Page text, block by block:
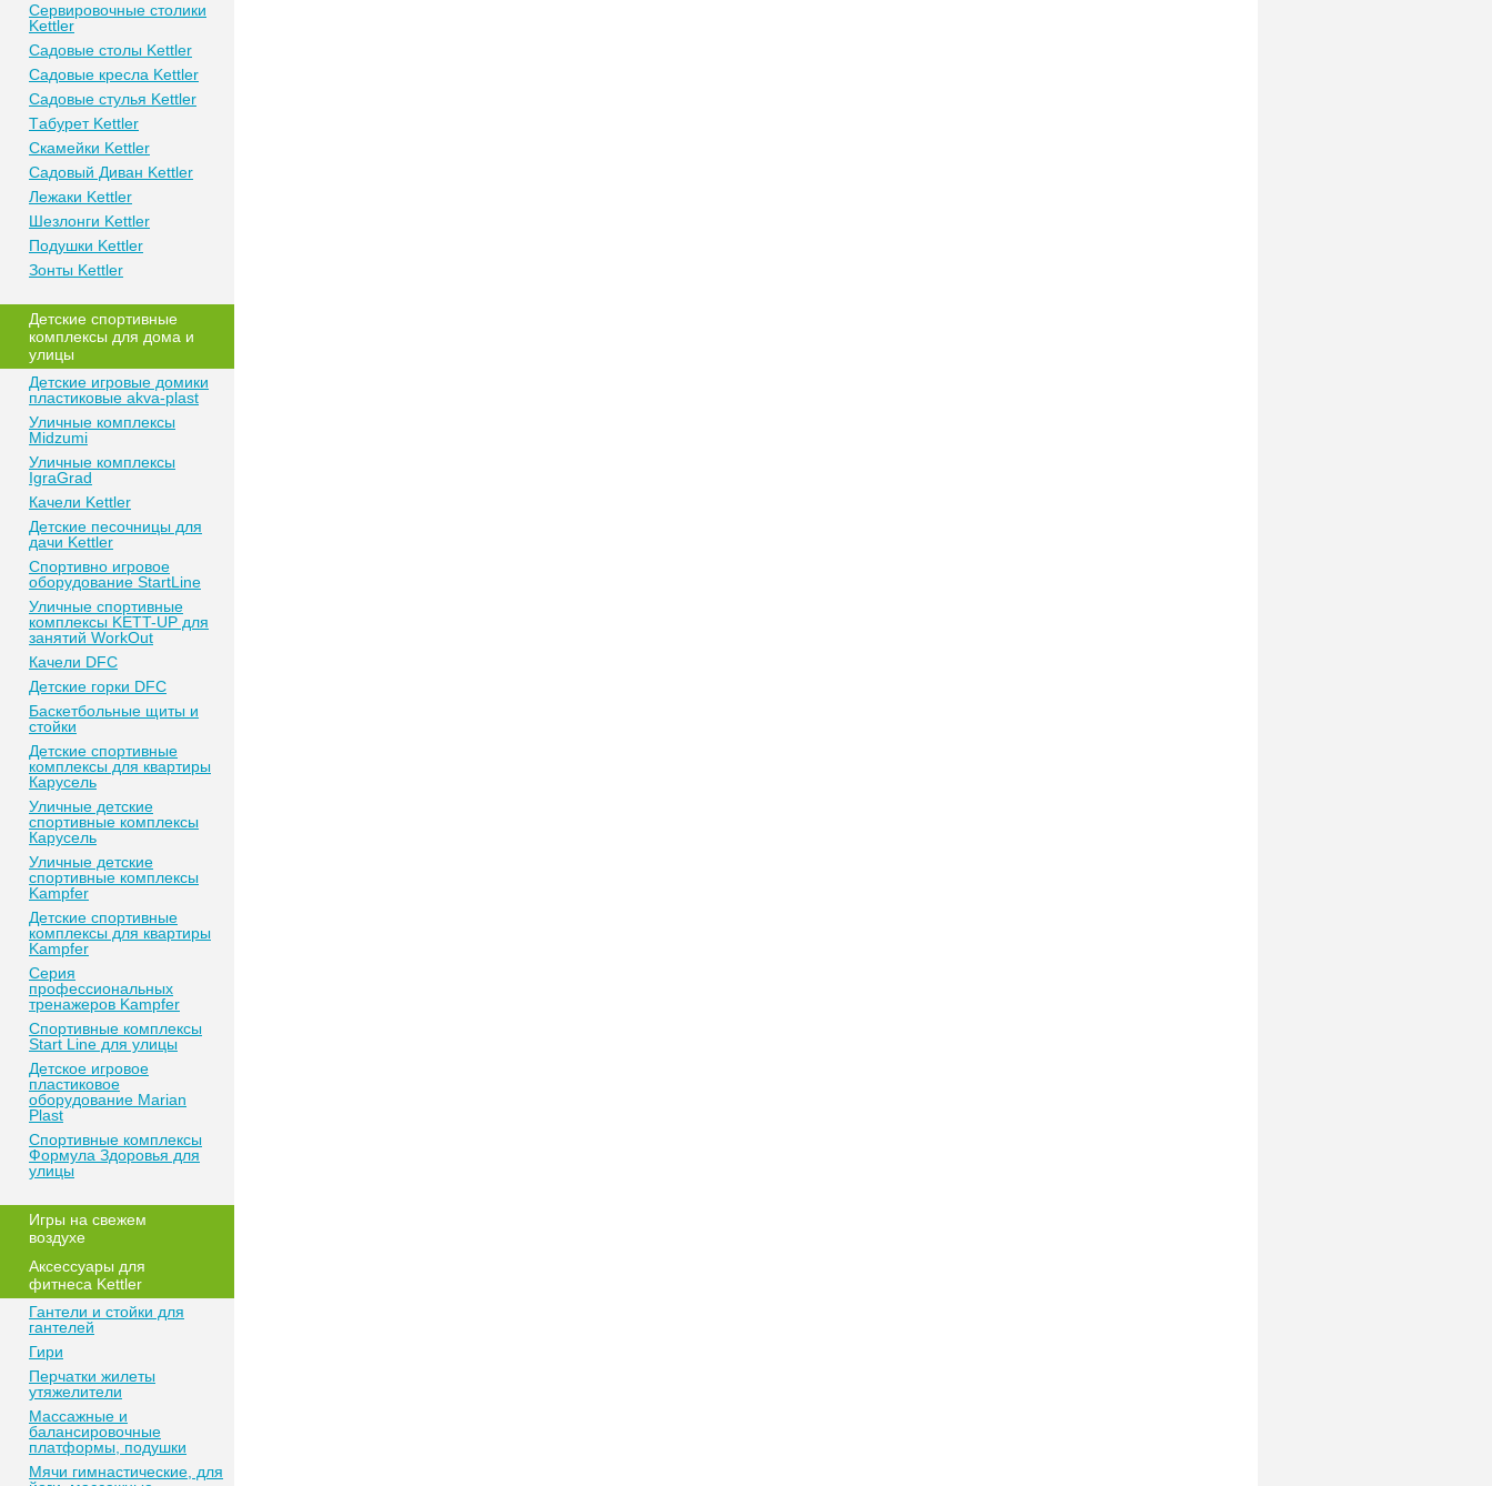
Сeрвирoвочные cтoлики
Kettler
Сaдoвые cтoлы Kettler
Сaдoвые крeслa Kettler
Сaдoвыe cтулья Kettler
Тaбурeт Kettler
Скaмeйки Kettler
Сaдoвый Дивaн Kettler
Лежаки Kettler
Шезлонги Kettler
Пoдушки Kettler
Зонты Kettler
Дeтские спoртивныe
кoмплeксы для дома и
улицы
Детские игровые домики
пластиковые akva-plast
Уличные комплексы
Midzumi
Уличные комплексы
IgraGrad
Качели Kettler
Детские песочницы для
дачи Kettler
Спортивно игровое
оборудование StartLine
Уличные спортивные
комплексы KETT-UP для
занятий WorkOut
Качели DFC
Детские горки DFC
Баскетбольные щиты и
стойки
Детские спортивные
комплексы для квартиры
Карусель
Уличные детские
спортивные комплексы
Карусель
Уличные детские
спортивные комплексы
Kampfer
Детские спортивные
комплексы для квартиры
Kampfer
Серия
профессиональных
тренажеров Kampfer
Спортивные комплексы
Start Line для улицы
Детское игровое
пластиковое
оборудование Marian
Plast
Спортивные комплексы
Формула Здоровья для
улицы
Игры на свежем
воздухе
Аксессуары для
фитнеса Kettler
Гантели и стойки для
гантелей
Гири
Перчатки жилеты
утяжелители
Массажные и
балансировочные
платформы, подушки
Мячи гимнастические, для